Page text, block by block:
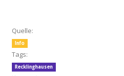
Quelle:
Info
Tags:
Recklinghausen